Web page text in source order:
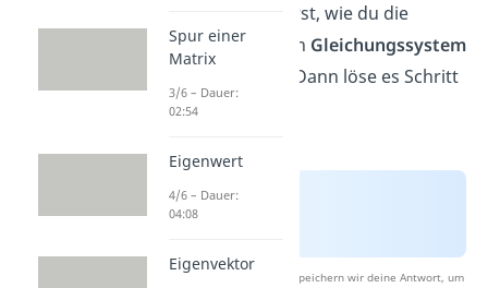
Überlege zuerst, wie du die
Situation in ein Gleichungssystem
umwandelst. Dann löse es Schritt
für Schritt.
Nach Beantwortung speichern wir deine Antwort, um
Spur einer
Matrix
3/6 – Dauer:
02:54
Eigenwert
4/6 – Dauer:
04:08
Eigenvektor